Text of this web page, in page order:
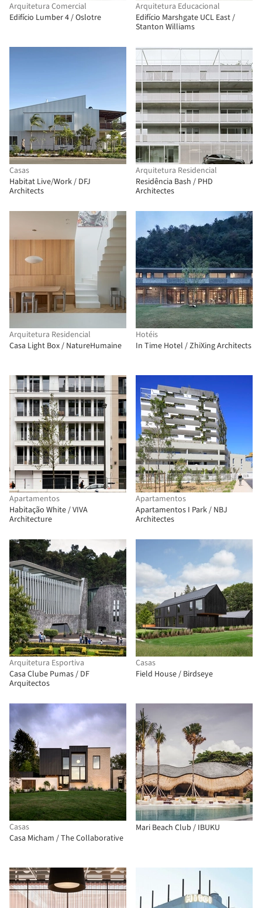
Arquitetura Comercial
Edifício Lumber 4 / Oslotre
Arquitetura Educacional
Edifício Marshgate UCL East /
Stanton Williams
Casas
Habitat Live/Work / DFJ
Architects
Arquitetura Residencial
Residência Bash / PHD
Architectes
Arquitetura Residencial
Casa Light Box / NatureHumaine
Hotéis
In Time Hotel / ZhiXing Architects
Apartamentos
Habitação White / VIVA
Architecture
Apartamentos
Apartamentos I Park / NBJ
Architectes
Arquitetura Esportiva
Casa Clube Pumas / DF
Arquitectos
Casas
Field House / Birdseye
Casas
Casa Micham / The Collaborative
Mari Beach Club / IBUKU